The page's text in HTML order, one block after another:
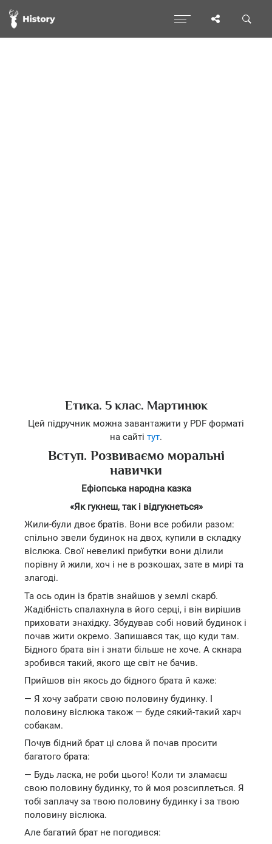
Етика. 5 клас. Мартинюк
Цей підручник можна завантажити у PDF форматі
на сайті тут.
Вступ. Розвиваємо моральні
навички
Ефіопська народна казка
«Як гукнеш, так і відгукнеться»
Жили-були двоє братів. Вони все робили разом:
спільно звели будинок на двох, купили в складку
віслюка. Свої невеликі прибутки вони ділили
порівну й жили, хоч і не в розкошах, зате в мирі та
злагоді.
Та ось один із братів знайшов у землі скарб.
Жадібність спалахнула в його серці, і він вирішив
приховати знахідку. Збудував собі новий будинок і
почав жити окремо. Запишався так, що куди там.
Бідного брата він і знати більше не хоче. А скнара
зробився такий, якого ще світ не бачив.
Прийшов він якось до бідного брата й каже:
— Я хочу забрати свою половину будинку. І
половину віслюка також — буде сякий-такий харч
собакам.
Почув бідний брат ці слова й почав просити
багатого брата:
— Будь ласка, не роби цього! Коли ти зламаєш
свою половину будинку, то й моя розсиплеться. Я
тобі заплачу за твою половину будинку і за твою
половину віслюка.
Але багатий брат не погодився: